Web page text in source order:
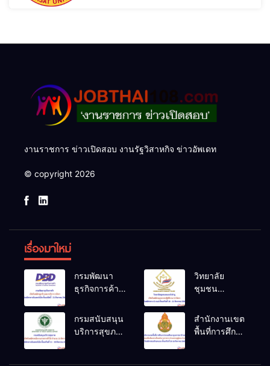
งานราชการ ข่าวเปิดสอบ งานรัฐวิสาหกิจ ข่าวอัพเดท
© copyright 2026
เรื่องมาใหม่
กรมพัฒนา
ธุรกิจการค้า
ลูกจ้างเหมา
บริการ 2
อัตรา รับ
วิทยาลัย
ชุมชน
เปิดรับสมัคร
บุคลากร
กรมสนับสนุน
บริการสุขภาพ
สำนักงานเขต
พื้นที่การศึกษา